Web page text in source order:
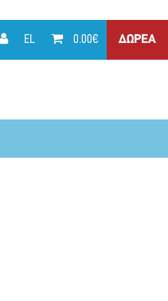
EL 0.00€ ΔΩΡΕΑ